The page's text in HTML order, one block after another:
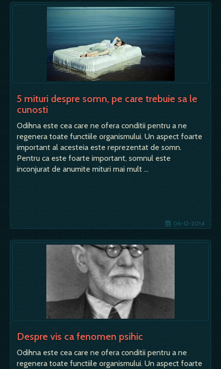
5 mituri despre somn, pe care trebuie sa le
cunosti
Odihna este cea care ne ofera conditii pentru a ne
regenera toate functiile organismului. Un aspect foarte
important al acesteia este reprezentat de somn.
Pentru ca este foarte important, somnul este
inconjurat de anumite mituri mai mult …
06-12-2014
Despre vis ca fenomen psihic
Odihna este cea care ne ofera conditii pentru a ne
regenera toate functiile organismului. Un aspect foarte